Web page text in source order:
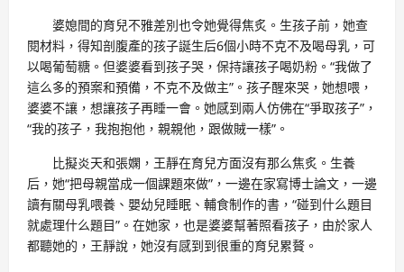
婆媳間的育兒不雅差別也令她覺得焦炙。生孩子前，她查
閱材料，得知剖腹產的孩子誕生后6個小時不克不及喝母乳，可
以喝葡萄糖。但婆婆看到孩子哭，保持讓孩子喝奶粉。“我做了
這么多的預案和預備，不克不及做主”。孩子醒來哭，她想喂，
婆婆不讓，想讓孩子再睡一會。她感到兩人仿佛在“爭取孩子”，
“我的孩子，我抱抱他，親親他，跟做賊一樣”。
比擬炎天和張嫻，王靜在育兒方面沒有那么焦炙。生養
后，她“把母親當成一個課題來做”，一邊在家寫博士論文，一邊
讀有關母乳喂養、嬰幼兒睡眠、輔食制作的書，“碰到什么題目
就處理什么題目”。在她家，也是婆婆幫著照看孩子，由於家人
都聽她的，王靜說，她沒有感到到很重的育兒累贅。